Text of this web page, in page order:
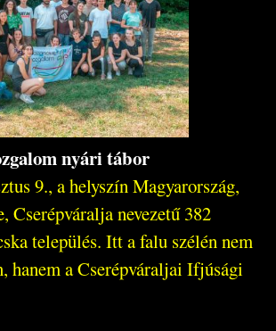
nyári tábor
9., a helyszín Magyarország,
Cserépváralja nevezetű 382
település. Itt a falu szélén nem
hanem a Cserépváraljai Ifjúsági